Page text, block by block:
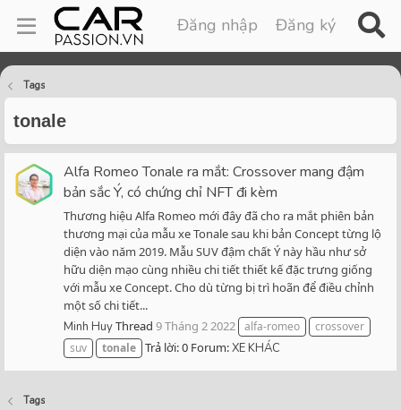
Đăng nhập Đăng ký
Tags
tonale
Alfa Romeo Tonale ra mắt: Crossover mang đậm
bản sắc Ý, có chứng chỉ NFT đi kèm
Thương hiệu Alfa Romeo mới đây đã cho ra mắt phiên bản
thương mại của mẫu xe Tonale sau khi bản Concept từng lộ
diện vào năm 2019. Mẫu SUV đậm chất Ý này hầu như sở
hữu diện mạo cùng nhiều chi tiết thiết kế đặc trưng giống
với mẫu xe Concept. Cho dù từng bị trì hoãn để điều chỉnh
một số chi tiết...
Minh HuyThread 9 Tháng 2 2022 alfa-romeo
crossover
suv
tonale Trả lời: 0 Forum:XE KHÁC
Tags